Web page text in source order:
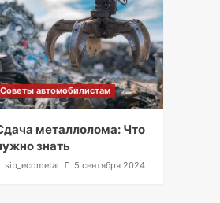
Советы автомобилистам
металлолома: Что
знать
sib_ecometal 5 сентября 2024